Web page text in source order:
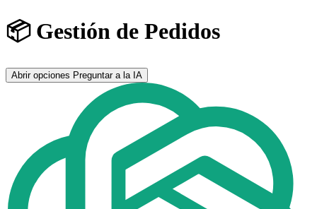
📦 Gestión de Pedidos
Abrir opciones Preguntar a la IA